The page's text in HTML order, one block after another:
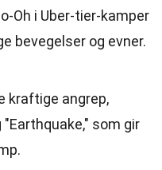
Oh i Uber-tier-kamper
bevegelser og evner.
kraftige angrep,
som gir